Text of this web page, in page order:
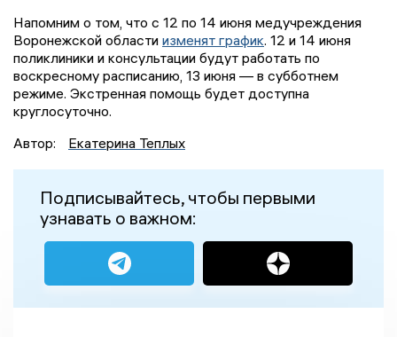
Напомним о том, что с 12 по 14 июня медучреждения
Воронежской области изменят график. 12 и 14 июня
поликлиники и консультации будут работать по
воскресному расписанию, 13 июня — в субботнем
режиме. Экстренная помощь будет доступна
круглосуточно.
Автор:
Екатерина Теплых
Подписывайтесь, чтобы первыми
узнавать о важном: